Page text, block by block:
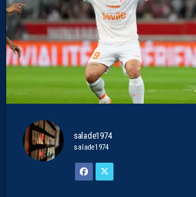
salade1974
salade1974